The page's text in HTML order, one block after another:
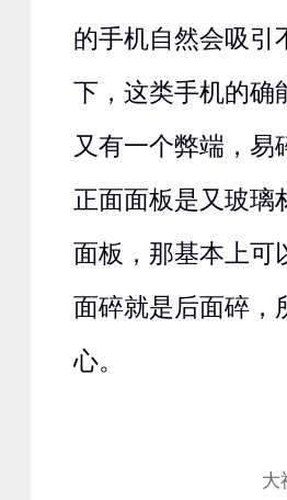
的手机自然会吸引
下，这类手机的确
又有一个弊端，易
正面面板是又玻璃
面板，那基本上可
面碎就是后面碎，
心。
大